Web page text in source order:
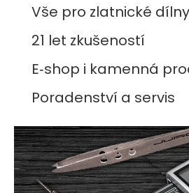
Vše pro zlatnické dílny
21 let zkušeností
E‑shop i kamenná
Poradenství a servis